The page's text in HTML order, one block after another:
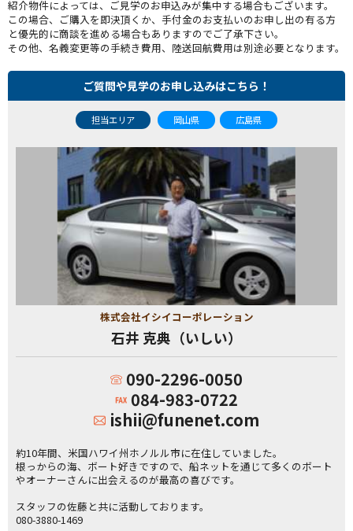
紹介物件によっては、ご見学のお申込みが集中する場合もございます。
この場合、ご購入を即決頂くか、手付金のお支払いのお申し出の有る方
と優先的に商談を進める場合もありますのでご了承下さい。
その他、名義変更等の手続き費用、陸送回航費用は別途必要となります。
ご質問や見学のお申し込みはこちら！
担当エリア 岡山県 広島県
株式会社イシイコーポレーション
石井 克典（いしい）
090-2296-0050
084-983-0722
ishii@funenet.com
約10年間、米国ハワイ州ホノルル市に在住していました。
根っからの海、ボート好きですので、船ネットを通じて多くのボート
やオーナーさんに出会えるのが最高の喜びです。
スタッフの佐藤と共に活動しております。
080-3880-1469